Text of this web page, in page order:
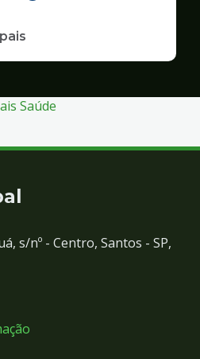
Saúde
s/nº - Centro, Santos - SP,